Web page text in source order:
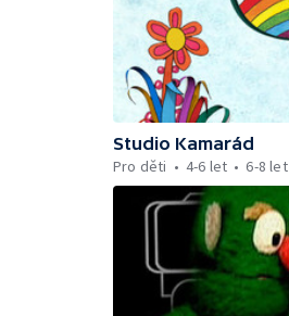
Studio Kamarád
Pro děti
4-6 let 6-8 let